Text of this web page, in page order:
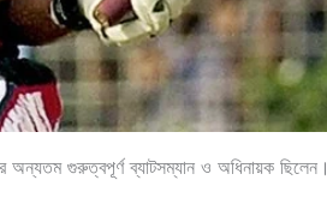
অন্যতম গুরুত্বপূর্ণ ব্যাটসম্যান ও অধিনায়ক ছিলেন।